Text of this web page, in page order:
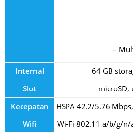
–
Internal
64 GB
Slot
microSD,
Kecepatan
HSPA 42.2/5.76
Wifi
Wi-Fi 802.11 a/b/g/n/